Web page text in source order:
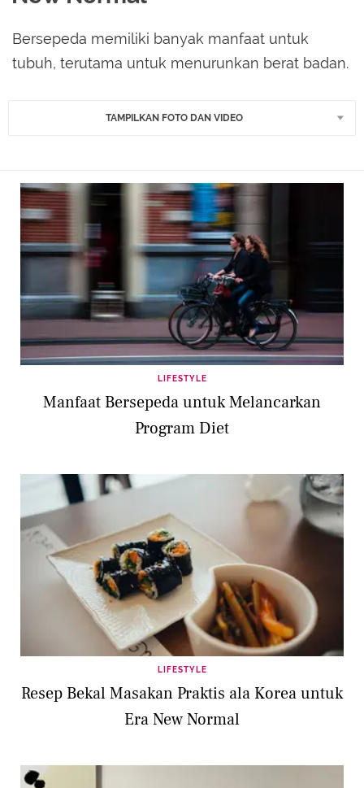
Bersepeda memiliki banyak manfaat untuk
tubuh, terutama untuk menurunkan berat badan.
TAMPILKAN FOTO DAN VIDEO
LIFESTYLE
Manfaat Bersepeda untuk Melancarkan
Program Diet
LIFESTYLE
Resep Bekal Masakan Praktis ala Korea untuk
Era New Normal